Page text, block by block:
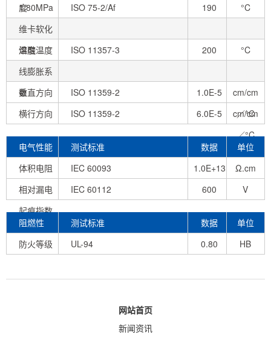
度
1.80MPa
未退火
ISO 75-2/Af 190
°C
维卡软化
温度
熔融温度 ISO 11357-3 200
°C
线膨胀系
数
垂直方向 ISO 11359-2 1.0E-5
cm/cm
／°C
横行方向 ISO 11359-2 6.0E-5
cm/cm
／°C
电气性能
测试标准 数据
单位
体积电阻
IEC 60093 1.0E+13
Ω.cm
相对漏电
起痕指数
IEC 60112 600 V
阻燃性 测试标准 数据
单位
防火等级
UL-94
0.80
HB
网站首页
新闻资讯